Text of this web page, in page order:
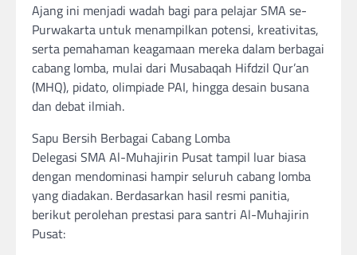
Ajang ini menjadi wadah bagi para pelajar SMA se-
Purwakarta untuk menampilkan potensi, kreativitas,
serta pemahaman keagamaan mereka dalam berbagai
cabang lomba, mulai dari Musabaqah Hifdzil Qur’an
(MHQ), pidato, olimpiade PAI, hingga desain busana
dan debat ilmiah.
Sapu Bersih Berbagai Cabang Lomba
Delegasi SMA Al-Muhajirin Pusat tampil luar biasa
dengan mendominasi hampir seluruh cabang lomba
yang diadakan. Berdasarkan hasil resmi panitia,
berikut perolehan prestasi para santri Al-Muhajirin
Pusat: